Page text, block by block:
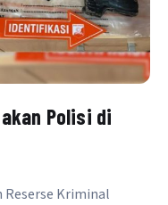
Polisi di
Kriminal